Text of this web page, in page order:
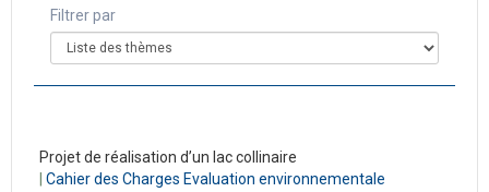
Filtrer par
Projet de réalisation d’un lac collinaire
Cahier des Charges Evaluation environnementale